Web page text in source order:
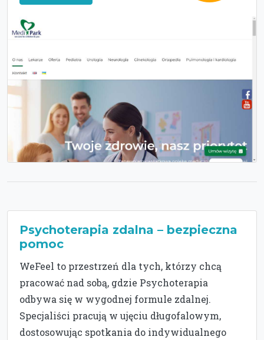
Psychoterapia zdalna – bezpieczna
pomoc
WeFeel to przestrzeń dla tych, którzy chcą
pracować nad sobą, gdzie Psychoterapia
odbywa się w wygodnej formule zdalnej.
Specjaliści pracują w ujęciu długofalowym,
dostosowując spotkania do indywidualnego